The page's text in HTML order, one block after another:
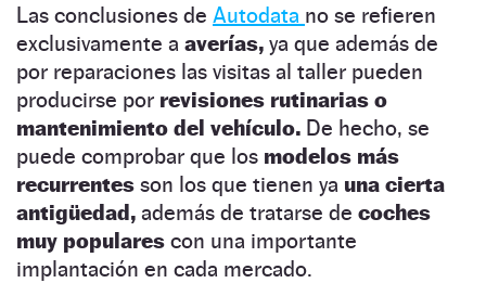
Las conclusiones de Autodata no se refieren
exclusivamente a averías, ya que además de
por reparaciones las visitas al taller pueden
producirse por revisiones rutinarias o
mantenimiento del vehículo. De hecho, se
puede comprobar que los modelos más
recurrentes son los que tienen ya una cierta
antigüedad, además de tratarse de coches
muy populares con una importante
implantación en cada mercado.